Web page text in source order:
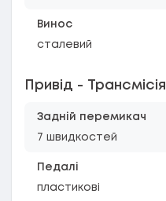
Винос
сталевий
Привід - Трансмісія
Задній перемикач
7 швидкостей
Педалі
пластикові